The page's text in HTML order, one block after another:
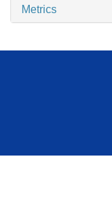
Metrics